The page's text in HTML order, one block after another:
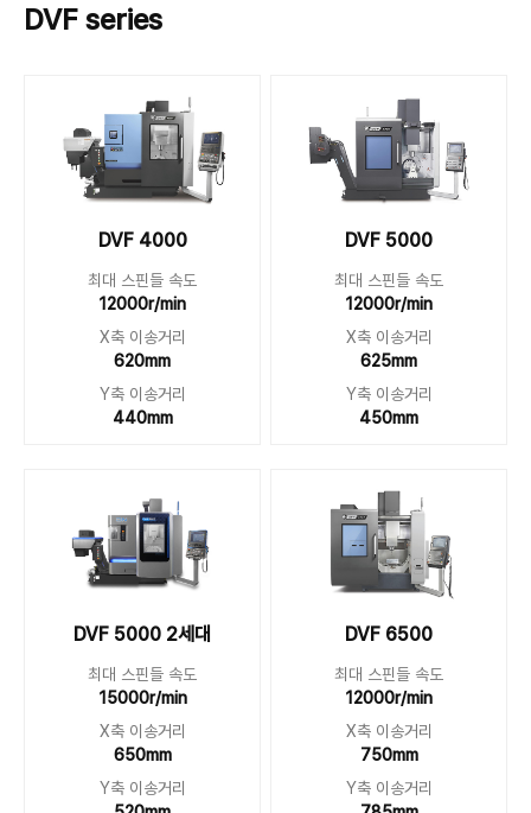
DVF series
DVF 4000
최대 스핀들 속도
12000r/min
X축 이송거리
620mm
Y축 이송거리
440mm
DVF 5000
최대 스핀들 속도
12000r/min
X축 이송거리
625mm
Y축 이송거리
450mm
DVF 5000 2세대
최대 스핀들 속도
15000r/min
X축 이송거리
650mm
Y축 이송거리
DVF 6500
최대 스핀들 속도
12000r/min
X축 이송거리
750mm
Y축 이송거리